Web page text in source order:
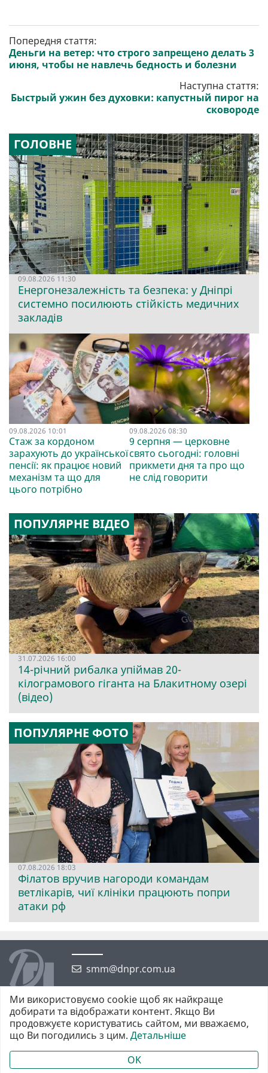
Попередня стаття:
Деньги на ветер: что строго запрещено делать 3
июня, чтобы не навлечь бедность и болезни
Наступна стаття:
Быстрый ужин без духовки: капустный пирог на
сковороде
ГОЛОВНЕ
09.08.2026 11:30
Енергонезалежність та безпека: у Дніпрі
системно посилюють стійкість медичних
закладів
09.08.2026 10:01
Стаж за кордоном
зарахують до української
пенсії: як працює новий
механізм та що для
цього потрібно
09.08.2026 08:30
9 серпня — церковне
свято сьогодні: головні
прикмети дня та про що
не слід говорити
ПОПУЛЯРНЕ ВІДЕО
31.07.2026 16:00
14-річний рибалка упіймав 20-
кілограмового гіганта на Блакитному озері
(відео)
ПОПУЛЯРНЕ ФОТО
07.08.2026 18:03
Філатов вручив нагороди командам
ветлікарів, чиї клініки працюють попри
атаки рф
smm@dnpr.com.ua
©2026 https://dnpr.com.ua Дніпровська порадниця
Всі права захищені. При повному або частковому використанні
матеріалів обов'язкове активне гіперпосилання у першому абзаці.
Ми використовуємо cookie щоб як найкраще
добирати та відображати контент. Якщо Ви
продовжуєте користуватись сайтом, ми вважаємо,
що Ви погодились з цим. Детальніше
OK